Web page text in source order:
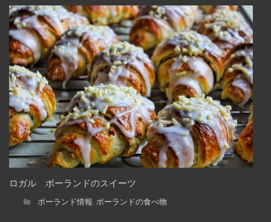
ロガル ポーランドのスイーツ
ポーランド情報, ポーランドの食べ物